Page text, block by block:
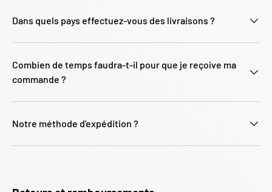
Dans quels pays effectuez-vous des livraisons ?
Combien de temps faudra-t-il pour que je reçoive ma
commande ?
Notre méthode d'expédition ?